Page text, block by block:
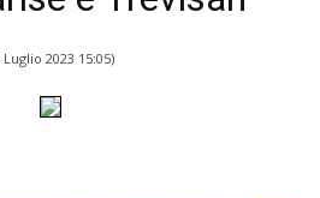
Luglio 2023 15:05)